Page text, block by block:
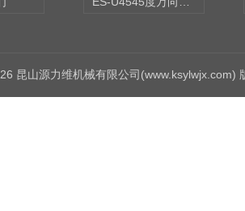
昆山源力维机械有限公司(www.ksylwjx.com)